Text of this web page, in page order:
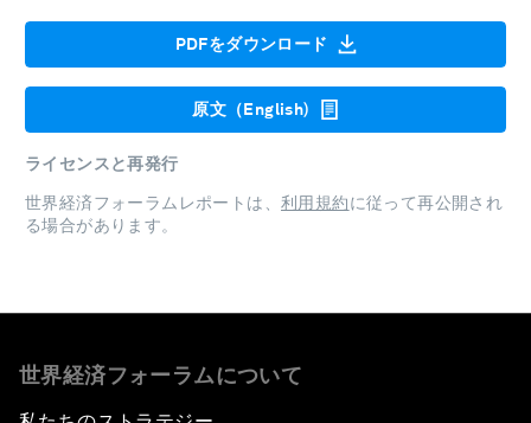
PDFをダウンロード
原文（English)
ライセンスと再発行
世界経済フォーラムレポートは、 利用規約に従って再公開され
る場合があります。
世界経済フォーラムについて